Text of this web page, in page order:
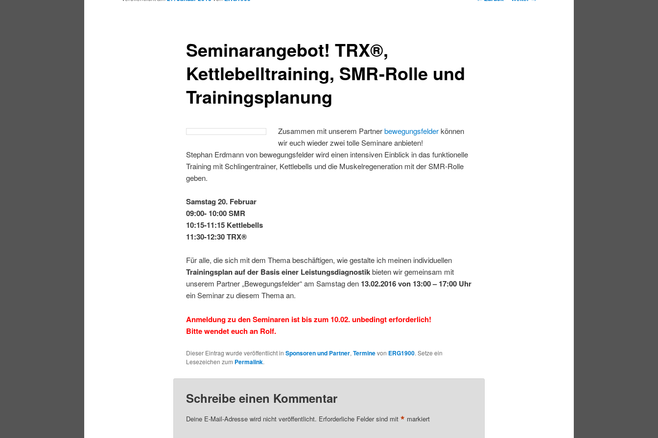
Seminarangebot! TRX®,
Kettlebelltraining, SMR-Rolle und
Trainingsplanung
Zusammen mit unserem Partnerbewegungsfelderkönnen
wir euch wieder zwei tolle Seminare anbieten!
Stephan Erdmann von bewegungsfelder wird einen intensiven Einblick in das funktionelle
Training mit Schlingentrainer, Kettlebells und die Muskelregeneration mit der SMR-Rolle
geben.
Samstag 20. Februar
09:00- 10:00 SMR
10:15-11:15 Kettlebells
11:30-12:30 TRX®
Für alle, die sich mit dem Thema beschäftigen, wie gestalte ich meinen individuellen
Trainingsplan auf der Basis einer Leistungsdiagnostikbieten wir gemeinsam mit
unserem Partner „Bewegungsfelder“ am Samstag den 13.02.2016 von 13:00 – 17:00 Uhr
ein Seminar zu diesem Thema an.
Anmeldung zu den Seminaren ist bis zum 10.02. unbedingt erforderlich!
Bitte wendet euch an Rolf.
Dieser Eintrag wurde veröffentlicht in Sponsoren und Partner, Terminevon ERG1900. Setze ein
Lesezeichen zum Permalink.
Schreibe einen Kommentar
Deine E-Mail-Adresse wird nicht veröffentlicht. Erforderliche Felder sind mit * markiert